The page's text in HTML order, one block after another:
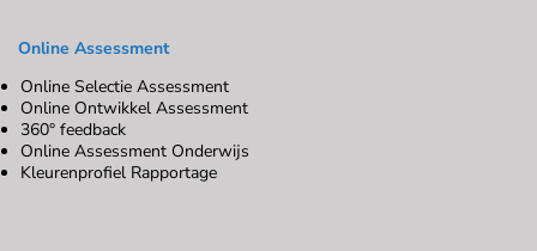
Online Assessment
Online Selectie Assessment
Online Ontwikkel Assessment
360° feedback
Online Assessment Onderwijs
Kleurenprofiel Rapportage